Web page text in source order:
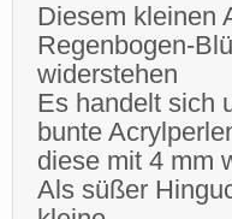
Diesem kleinen
Regenbogen-
widerstehen
Es handelt sich
bunte
diese mit 4 mm
Als süßer